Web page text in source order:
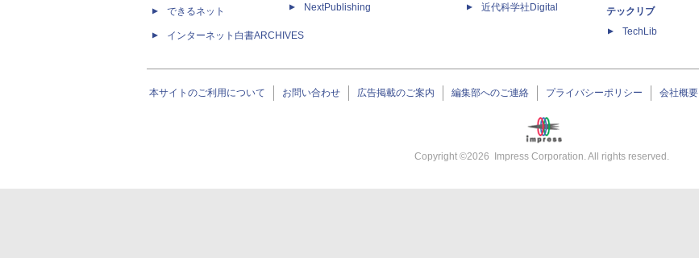
できるネット
インターネット白書ARCHIVES
NextPublishing
近代科学社Digital
テックリブ
TechLib
本サイトのご利用について お問い合わせ 広告掲載のご案内 編集部へのご連絡 プライバシーポリシー 会社概要
Copyright ©2026 Impress Corporation. All rights reserved.